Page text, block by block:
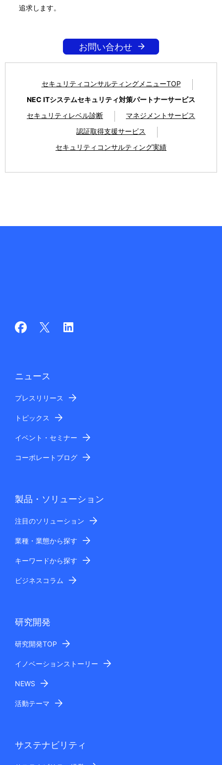
追求します。
お問い合わせ
セキュリティコンサルティングメニューTOP
NEC ITシステムセキュリティ対策パートナーサービス
セキュリティレベル診断
マネジメントサービス
認証取得支援サービス
セキュリティコンサルティング実績
ニュース
プレスリリース
トピックス
イベント・セミナー
コーポレートブログ
製品・ソリューション
注目のソリューション
業種・業態から探す
キーワードから探す
ビジネスコラム
研究開発
研究開発TOP
イノベーションストーリー
NEWS
活動テーマ
サステナビリティ